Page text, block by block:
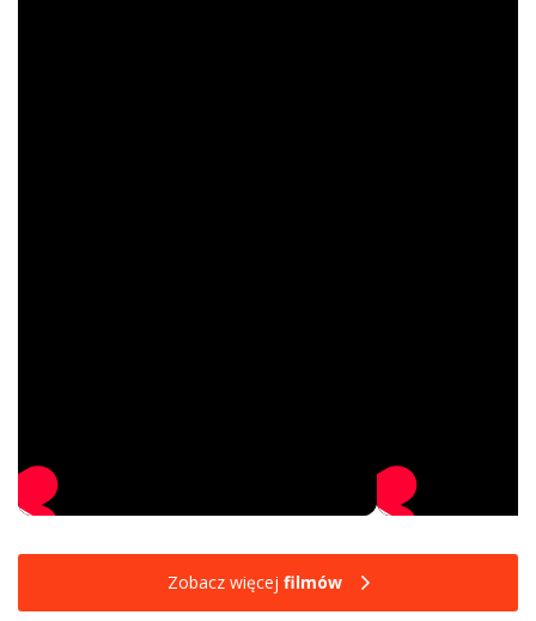
Zobacz więcej filmów